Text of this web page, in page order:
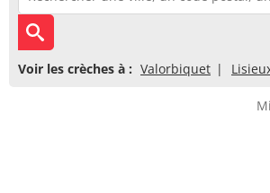
Voir les crèches à : Valorbiquet